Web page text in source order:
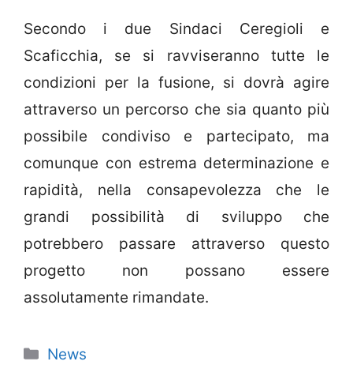
Secondo i due Sindaci Ceregioli e
Scaficchia, se si ravviseranno tutte le
condizioni per la fusione, si dovrà agire
attraverso un percorso che sia quanto più
possibile condiviso e partecipato, ma
comunque con estrema determinazione e
rapidità, nella consapevolezza che le
grandi possibilità di sviluppo che
potrebbero passare attraverso questo
progetto non possano essere
assolutamente rimandate.
Categorie
News